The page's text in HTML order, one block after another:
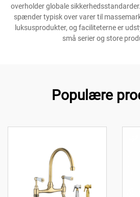
overholder globale
spænder typisk over varer til
luksusprodukter, og faciliteterne er
små serier og store
Populære